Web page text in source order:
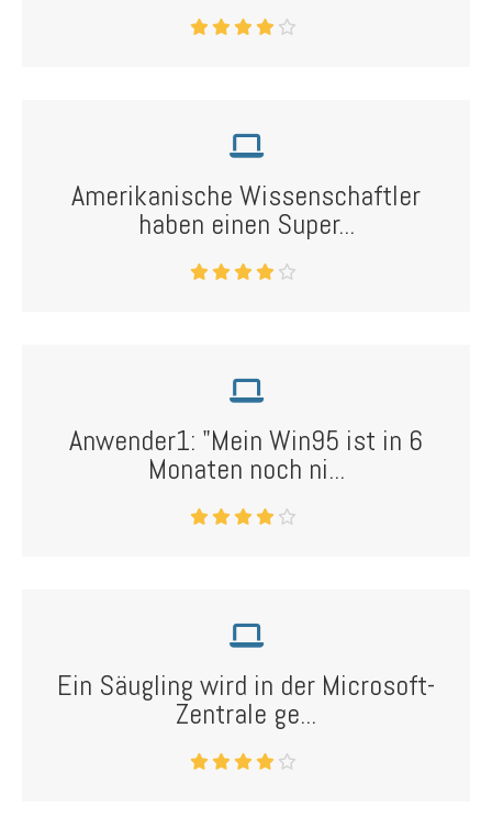
Amerikanische Wissenschaftler
haben einen Super...
Anwender1: "Mein Win95 ist in 6
Monaten noch ni...
Ein Säugling wird in der Microsoft-
Zentrale ge...